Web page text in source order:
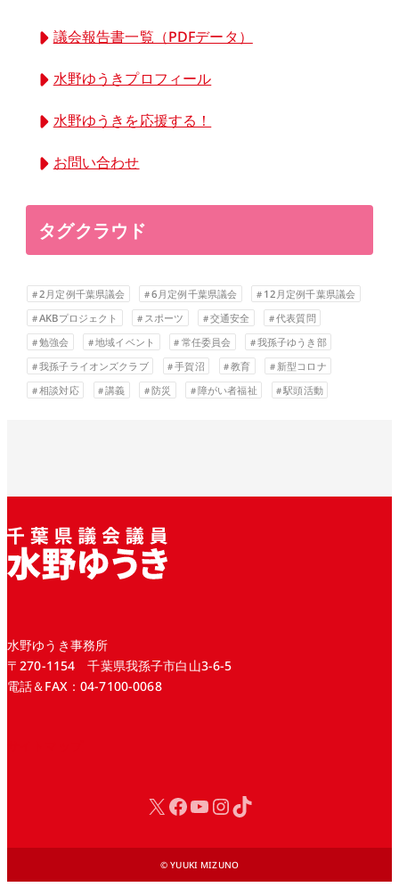
議会報告書一覧（PDFデータ）
水野ゆうきプロフィール
水野ゆうきを応援する！
お問い合わせ
タグクラウド
2月定例千葉県議会 6月定例千葉県議会
12月定例千葉県議会
AKBプロジェクト
スポーツ 交通安全
代表質問
勉強会
地域イベント 常任委員会
我孫子ゆうき部
我孫子ライオンズクラブ
手賀沼 教育
新型コロナ
相談対応
講義 防災 障がい者福祉 駅頭活動
水野ゆうき事務所
〒270-1154 千葉県我孫子市白山3-6-5
電話＆FAX：04-7100-0068
X Facebook
YouTube
Instagram
TikTok
© YUUKI MIZUNO